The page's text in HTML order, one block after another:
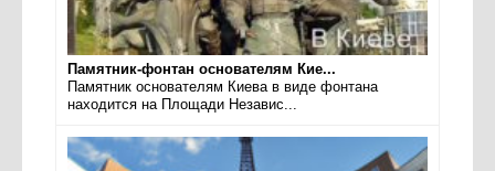
Памятник-фонтан основателям Кие...
Памятник основателям Киева в виде фонтана
находится на Площади Независ...